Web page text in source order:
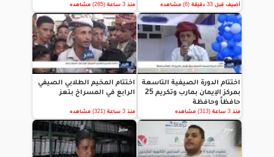
أضيف قبل 33 دقيقة (6) مشاهده منذ 3 ساعة (285) مشاهده
اختتام الدورة الصيفية التاسعة
بمركز الإيمان بمارب وتكريم 25
حافظاً وحافظة
منذ 3 ساعة (313) مشاهده
اختتام المخيم الطلابي الصيفي
الرابع في المسراخ بتعز
منذ 3 ساعة (321) مشاهده